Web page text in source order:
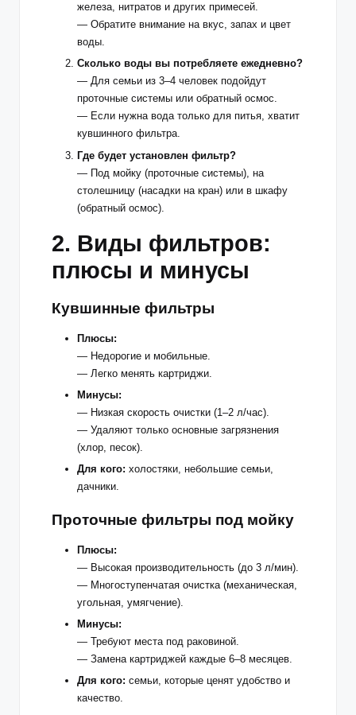
железа, нитратов и других примесей.
— Обратите внимание на вкус, запах и цвет
воды.
Сколько воды вы потребляете ежедневно?
— Для семьи из 3–4 человек подойдут
проточные системы или обратный осмос.
— Если нужна вода только для питья, хватит
кувшинного фильтра.
Где будет установлен фильтр?
— Под мойку (проточные системы), на
столешницу (насадки на кран) или в шкафу
(обратный осмос).
2. Виды фильтров:
плюсы и минусы
Кувшинные фильтры
Плюсы:
— Недорогие и мобильные.
— Легко менять картриджи.
Минусы:
— Низкая скорость очистки (1–2 л/час).
— Удаляют только основные загрязнения
(хлор, песок).
Для кого: холостяки, небольшие семьи,
дачники.
Проточные фильтры под мойку
Плюсы:
— Высокая производительность (до 3 л/мин).
— Многоступенчатая очистка (механическая,
угольная, умягчение).
Минусы:
— Требуют места под раковиной.
— Замена картриджей каждые 6–8 месяцев.
Для кого: семьи, которые ценят удобство и
качество.